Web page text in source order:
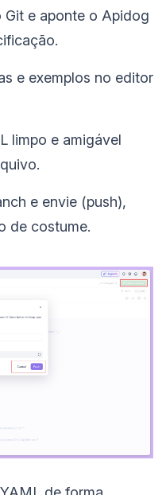
e aponte o Apidog
e exemplos no editor
limpo e amigável
e envie (push),
de costume.